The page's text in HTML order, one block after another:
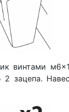
винтами
зацепа.